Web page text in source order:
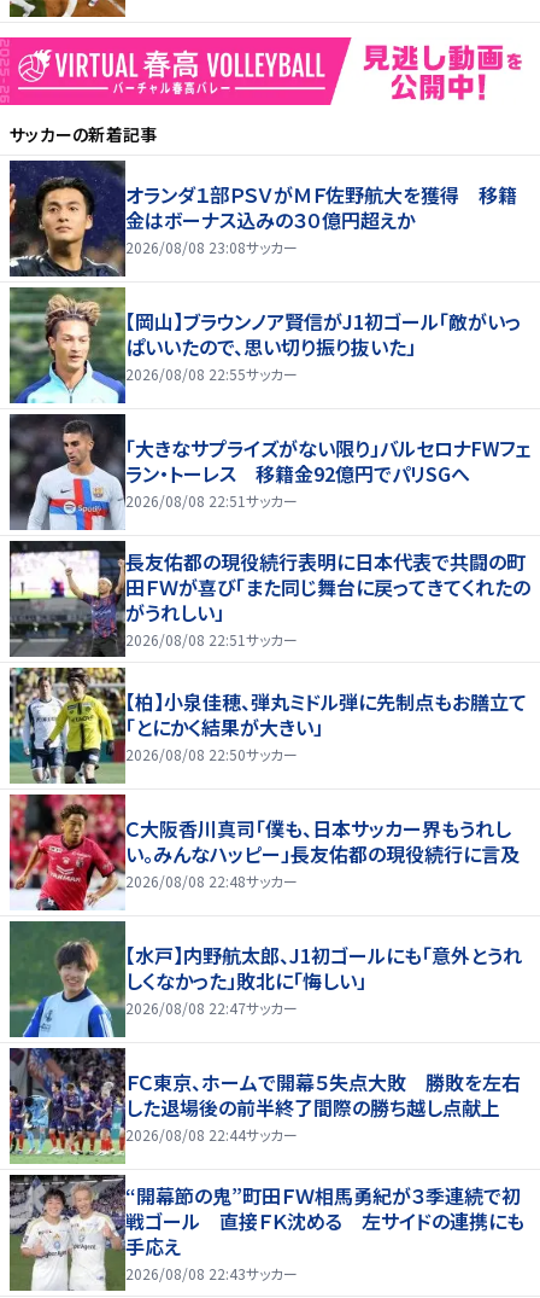
サッカーの新着記事
オランダ１部ＰＳＶがＭＦ佐野航大を獲得 移籍
金はボーナス込みの３０億円超えか
2026/08/08 23:08サッカー
【岡山】ブラウンノア賢信がJ1初ゴール「敵がいっ
ぱいいたので、思い切り振り抜いた」
2026/08/08 22:55サッカー
「大きなサプライズがない限り」バルセロナFWフェ
ラン・トーレス 移籍金92億円でパリSGへ
2026/08/08 22:51サッカー
長友佑都の現役続行表明に日本代表で共闘の町
田ＦＷが喜び「また同じ舞台に戻ってきてくれたの
がうれしい」
2026/08/08 22:51サッカー
【柏】小泉佳穂、弾丸ミドル弾に先制点もお膳立て
「とにかく結果が大きい」
2026/08/08 22:50サッカー
Ｃ大阪香川真司「僕も、日本サッカー界もうれし
い。みんなハッピー」長友佑都の現役続行に言及
2026/08/08 22:48サッカー
【水戸】内野航太郎、J1初ゴールにも「意外とうれ
しくなかった」敗北に「悔しい」
2026/08/08 22:47サッカー
ＦＣ東京、ホームで開幕５失点大敗 勝敗を左右
した退場後の前半終了間際の勝ち越し点献上
2026/08/08 22:44サッカー
“開幕節の鬼”町田ＦＷ相馬勇紀が３季連続で初
戦ゴール 直接ＦＫ沈める 左サイドの連携にも
手応え
2026/08/08 22:43サッカー